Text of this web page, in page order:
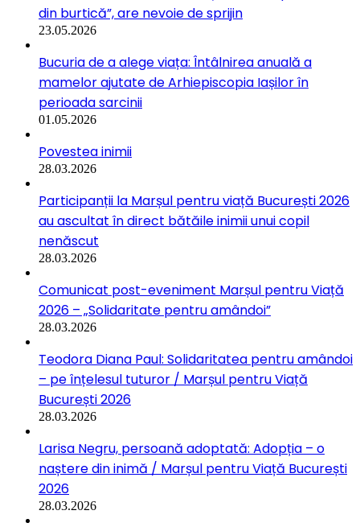
din burtică”, are nevoie de sprijin
23.05.2026
Bucuria de a alege viața: Întâlnirea anuală a
mamelor ajutate de Arhiepiscopia Iașilor în
perioada sarcinii
01.05.2026
Povestea inimii
28.03.2026
Participanții la Marșul pentru viață București 2026
au ascultat în direct bătăile inimii unui copil
nenăscut
28.03.2026
Comunicat post-eveniment Marșul pentru Viață
2026 – „Solidaritate pentru amândoi”
28.03.2026
Teodora Diana Paul: Solidaritatea pentru amândoi
– pe înțelesul tuturor / Marșul pentru Viață
București 2026
28.03.2026
Larisa Negru, persoană adoptată: Adopția – o
naștere din inimă / Marșul pentru Viață București
2026
28.03.2026